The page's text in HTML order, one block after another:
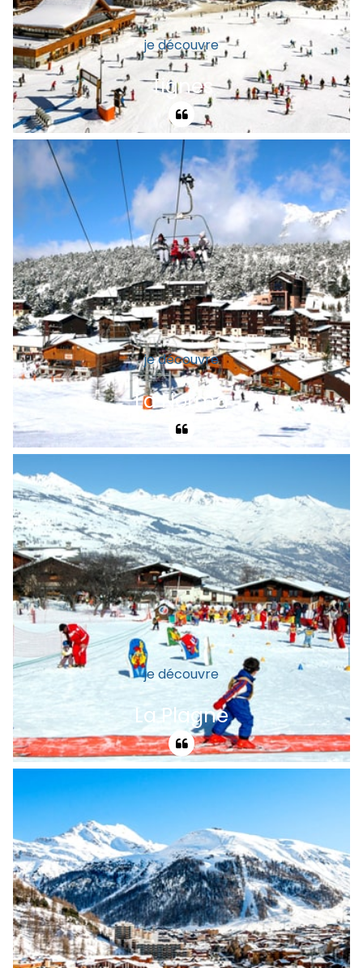
Tignes
Culte de la glisse, Tignes, lieu mythique de
l'art de la pente. Tignes est LA station
sportive et internationale, haut lieu de la
glisse. Spot des meilleures neiges,
domaine de légende, originalité.
je découvre
La Norma
et sans voiture. Parfaitement intégrée au
superbe site planté de mélèzes, de
bouleaux et de pins, La Norma possède
des atouts pour jouer la carte de la
qualité.
je découvre
La Plagne
Un grand nom pour 10 destinations
vacances. Familles nombreuses ayant
tous envie de journées partagées et de
progrès personnels ? Une station pour
chaque envie, un domaine skiable pour
tous.
je découvre